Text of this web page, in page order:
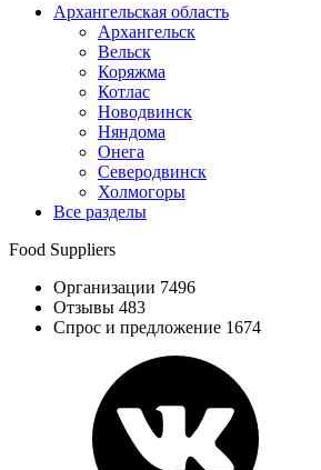
Архангельская область
Архангельск
Вельск
Коряжма
Котлас
Новодвинск
Няндома
Онега
Северодвинск
Холмогоры
Все разделы
Food Suppliers
Организации 7496
Отзывы 483
Спрос и предложение 1674